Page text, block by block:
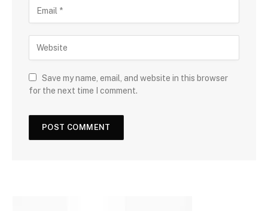
Save my name, email, and website in this browser
for the next time I comment.